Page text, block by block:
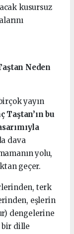
kusursuz
Neden
yayın
Taştan’ın bu
dava
yolu,
geçer.
terk
eşlerin
dengelerine
bir dille